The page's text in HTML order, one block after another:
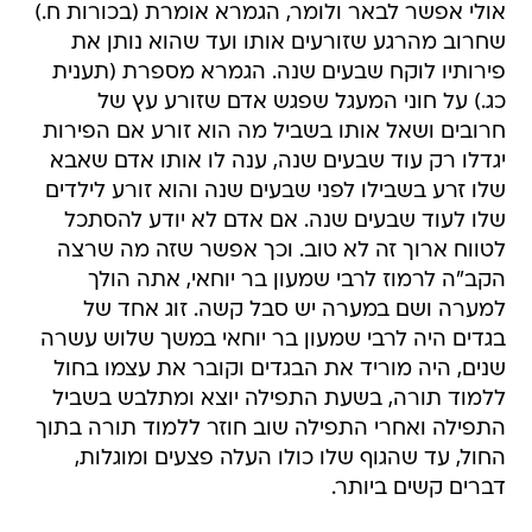
אולי אפשר לבאר ולומר, הגמרא אומרת (בכורות ח.)
שחרוב מהרגע שזורעים אותו ועד שהוא נותן את
פירותיו לוקח שבעים שנה. הגמרא מספרת (תענית
כג.) על חוני המעגל שפגש אדם שזורע עץ של
חרובים ושאל אותו בשביל מה הוא זורע אם הפירות
יגדלו רק עוד שבעים שנה, ענה לו אותו אדם שאבא
שלו זרע בשבילו לפני שבעים שנה והוא זורע לילדים
שלו לעוד שבעים שנה. אם אדם לא יודע להסתכל
לטווח ארוך זה לא טוב. וכך אפשר שזה מה שרצה
הקב"ה לרמוז לרבי שמעון בר יוחאי, אתה הולך
למערה ושם במערה יש סבל קשה. זוג אחד של
בגדים היה לרבי שמעון בר יוחאי במשך שלוש עשרה
שנים, היה מוריד את הבגדים וקובר את עצמו בחול
ללמוד תורה, בשעת התפילה יוצא ומתלבש בשביל
התפילה ואחרי התפילה שוב חוזר ללמוד תורה בתוך
החול, עד שהגוף שלו כולו העלה פצעים ומוגלות,
דברים קשים ביותר.